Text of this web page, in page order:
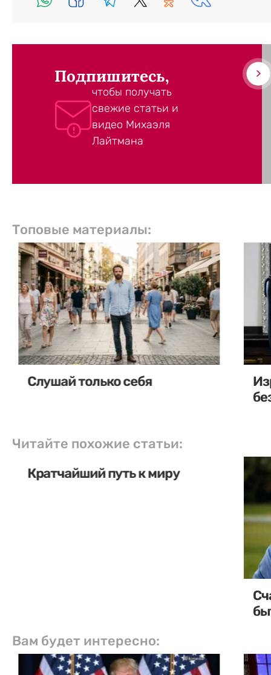
Подпишитесь,
чтобы получать
свежие статьи и
видео Михаэля
Лайтмана
Топовые материалы:
Слушай только себя
Читайте похожие статьи:
Кратчайший путь к миру
Вам будет интересно: